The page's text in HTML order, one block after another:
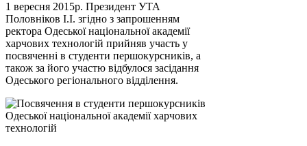
1 вересня 2015р. Президент УТА
Половніков І.І. згідно з запрошенням
ректора Одеської національної академії
харчових технологій прийняв участь у
посвяченні в студенти першокурсників, а
також за його участю відбулося засідання
Одеського регіонального відділення.